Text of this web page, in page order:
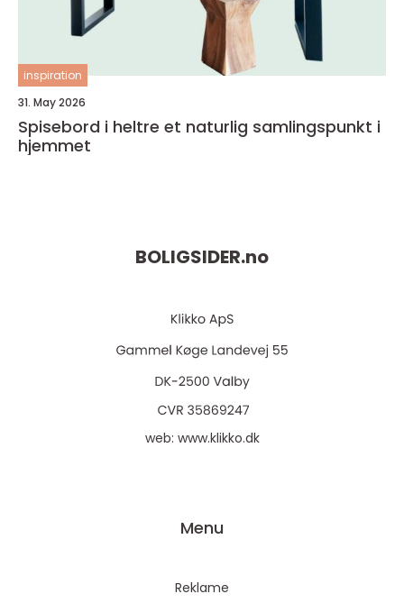
inspiration
31. May 2026
Spisebord i heltre et naturlig samlingspunkt i
hjemmet
BOLIGSIDER.no
web: www.klikko.dk
Menu
Reklame